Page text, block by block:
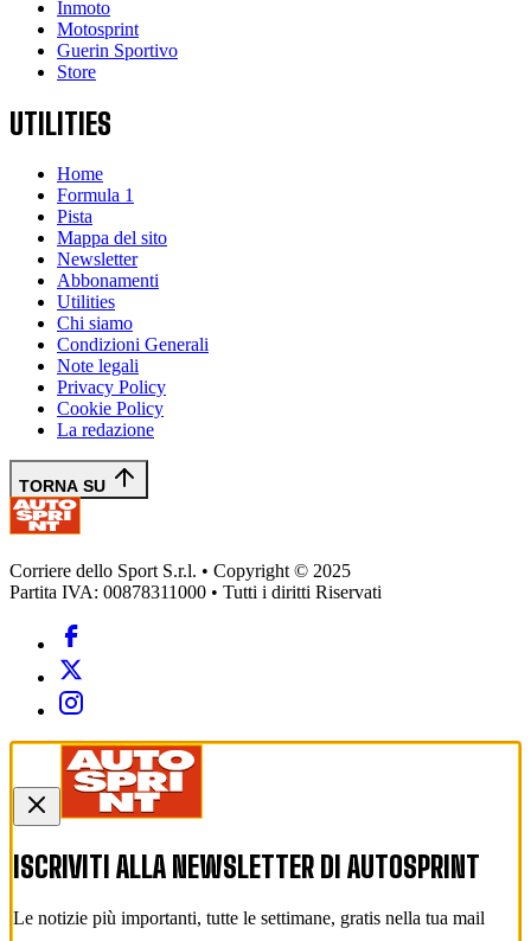
Inmoto
Motosprint
Guerin Sportivo
Store
UTILITIES
Home
Formula 1
Pista
Mappa del sito
Newsletter
Abbonamenti
Utilities
Chi siamo
Condizioni Generali
Note legali
Privacy Policy
Cookie Policy
La redazione
TORNA SU
Corriere dello Sport S.r.l. • Copyright © 2025
Partita IVA: 00878311000 • Tutti i diritti Riservati
ISCRIVITI ALLA NEWSLETTER DI AUTOSPRINT
Le notizie più importanti, tutte le settimane, gratis nella tua mail